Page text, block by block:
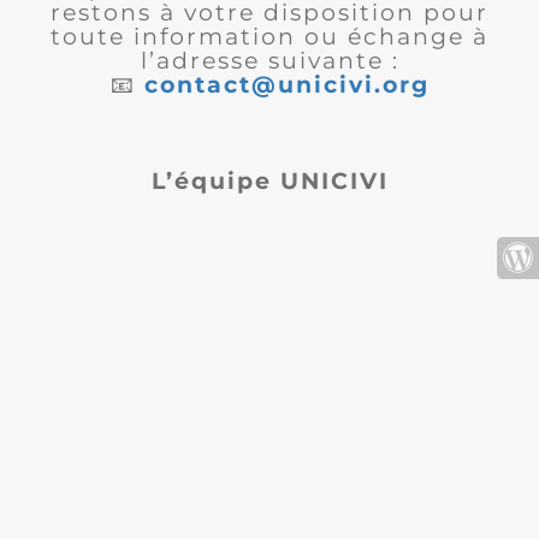
restons à votre disposition pour
toute information ou échange à
l’adresse suivante :
📧 contact@unicivi.org
L’équipe UNICIVI